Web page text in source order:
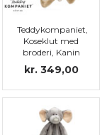
Teddykompaniet,
Koseklut med
broderi, Kanin
kr. 349,00